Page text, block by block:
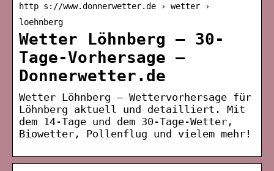
http s://www.donnerwetter.de › wetter ›
loehnberg
Wetter Löhnberg – 30-
Tage-Vorhersage –
Donnerwetter.de
Wetter Löhnberg – Wettervorhersage für
Löhnberg aktuell und detailliert. Mit
dem 14-Tage und dem 30-Tage-Wetter,
Biowetter, Pollenflug und vielem mehr!